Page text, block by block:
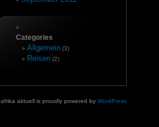
Categories
Allgemein (3)
Reisen (2)
aktuell is proudly powered by WordPress